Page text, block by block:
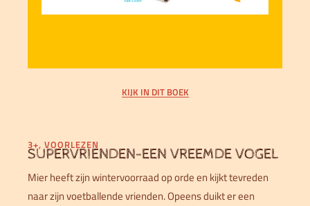
KIJK IN DIT BOEK
3+, VOORLEZEN
SUPERVRIENDEN-EEN VREEMDE VOGEL
Mier heeft zijn wintervoorraad op orde en kijkt tevreden
naar zijn voetballende vrienden. Opeens duikt er een